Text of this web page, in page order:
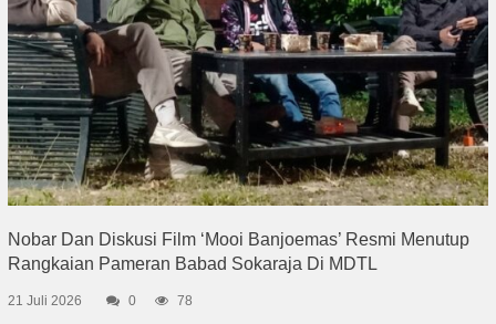
Nobar Dan Diskusi Film ‘Mooi Banjoemas’ Resmi Menutup
Rangkaian Pameran Babad Sokaraja Di MDTL
21 Juli 2026 0 78